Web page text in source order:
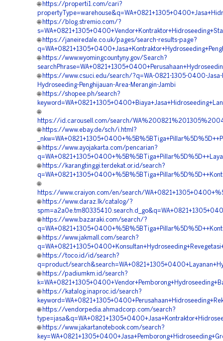
🌐 https://properti1.com/cari?
🌐 https://blog.stremio.com/?
🌐 https://janeiredale.co.uk/pages/search-results-page?
🌐 https://www.wyomingcountyny.gov/Search?
🌐 https://www.csuci.edu/search/?q=WA-0821-1305-0400-Jasa-
Hydroseeding-Penghijauan-Area-Merangin-Jambi
🌐 https://shopee.ph/search?
🌐
https://id.carousell.com/search/
🌐 https://www.ebay.de/sch/i.html?
🌐 https://www.ayojakarta.com/pencarian?
🌐 https://karangtinggi.terdekat.or.id/search?
🌐
https://www.craiyon.com/en/search/
🌐 https://www.daraz.lk/catalog/?
🌐 https://www.bazaraki.com/search/?
🌐 https://www.jakmall.com/search?
🌐 https://toco.id/id/search?
q=product/
🌐 https://padiumkm.id/search?
🌐 https://katalog.inaproc.id/search?
🌐 https://vendorpedia.ahmadcorp.com/search?
🌐 https://www.jakartanotebook.com/search?